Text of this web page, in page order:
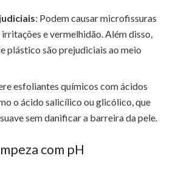
: Podem causar microfissuras
irritações e vermelhidão. Além disso,
plástico são prejudiciais ao meio
esfoliantes químicos com ácidos
o ácido salicílico ou glicólico, que
sem danificar a barreira da pele.
com pH